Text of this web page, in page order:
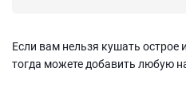
Если вам нельзя кушать острое
тогда можете добавить любую